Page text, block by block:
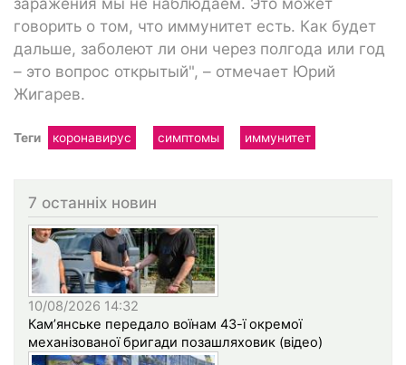
говорить о том, что иммунитет есть. Как будет
дальше, заболеют ли они через полгода или год
– это вопрос открытый", – отмечает Юрий
Жигарев.
Теги коронавирус симптомы иммунитет
7 останніх новин
10/08/2026 14:32
Кам’янське передало воїнам 43-ї окремої
механізованої бригади позашляховик (відео)